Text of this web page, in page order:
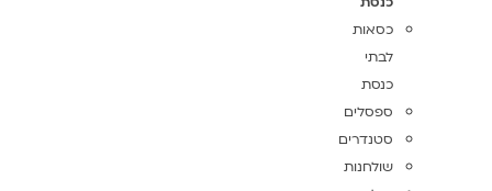
כסאות
לבתי
כנסת
ספסלים
סטנדרים
שולחנות